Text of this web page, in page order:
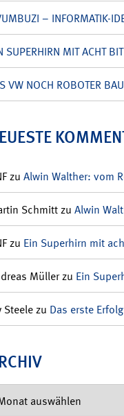
– INFORMATIK-
SUPERHIRN MIT ACHT BIT
VW NOCH ROBOTER
zu Alwin Walther: vom
Schmittzu Alwin
zu Ein Superhirn mit
Müllerzu Ein
Steelezu Das erste